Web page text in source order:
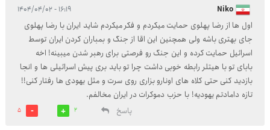
Niko ۱۶:۱۹ - ۱۴۰۴/۰۴/۰۲
اول ها از رضا پهلوی حمایت میکردم و فکر میکردم شاید ایران با رضا پهلوی
جای بهتری باشه ولی همچنین این اقا از جنگ و بمباران کردن ایران توسط
اسرائیل حمایت کرده و این جنگ رو فرصتی برای رهبر شدن میبینه! اخه
بابای تو با هیتلر رابطه خوبی داشت چرا تو باید بری پیش اسرائیلی ها و انجا
بازدید کنی حتی کلاه های اونارو بزاری روی سرت و مثل یهودی ها رفتار کنی!!
تازه دامادتم یهودیه! با حزب دموکرات در ایران مخالفم.
پاسخ
2
5